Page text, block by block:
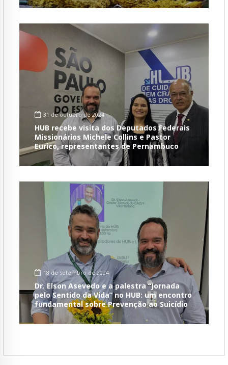
31 de outubro de 2024
HUB recebe visita dos Deputados Federais
Missionários Michele Collins e Pastor
Eurico, representantes de Pernambuco
18 de setembro de 2024
Dr. Elson Asevedo e a palestra “Jornada
pelo Sentido da Vida” no HUB: um encontro
fundamental sobre Prevenção ao Suicídio